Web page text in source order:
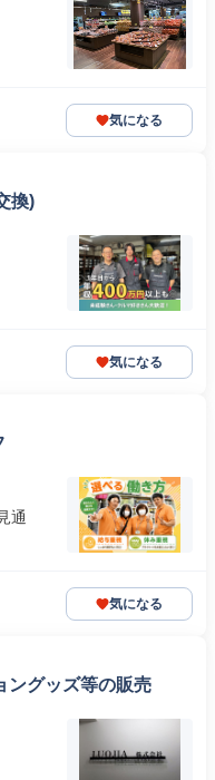
気になる
換)
気になる
通
気になる
ングッズ等の販売